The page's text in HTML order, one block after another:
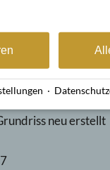
sowie
neu erstellt
·